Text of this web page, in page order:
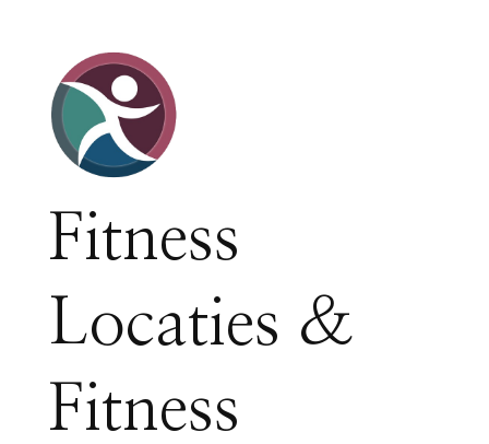
Fitness
Locaties &
Fitness